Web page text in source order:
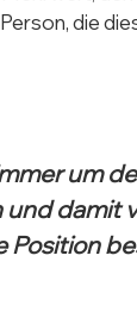
die
um
und damit
Position